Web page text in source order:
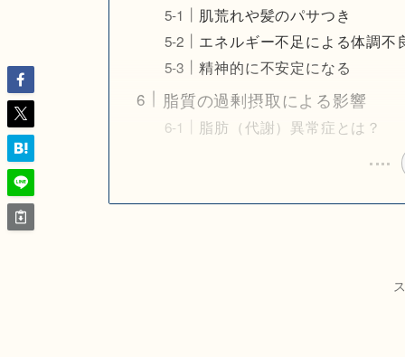
肌荒れや髪のパサつき
エネルギー不足による体調不
精神的に不安定になる
脂質の過剰摂取による影響
脂肪（代謝）異常症とは？